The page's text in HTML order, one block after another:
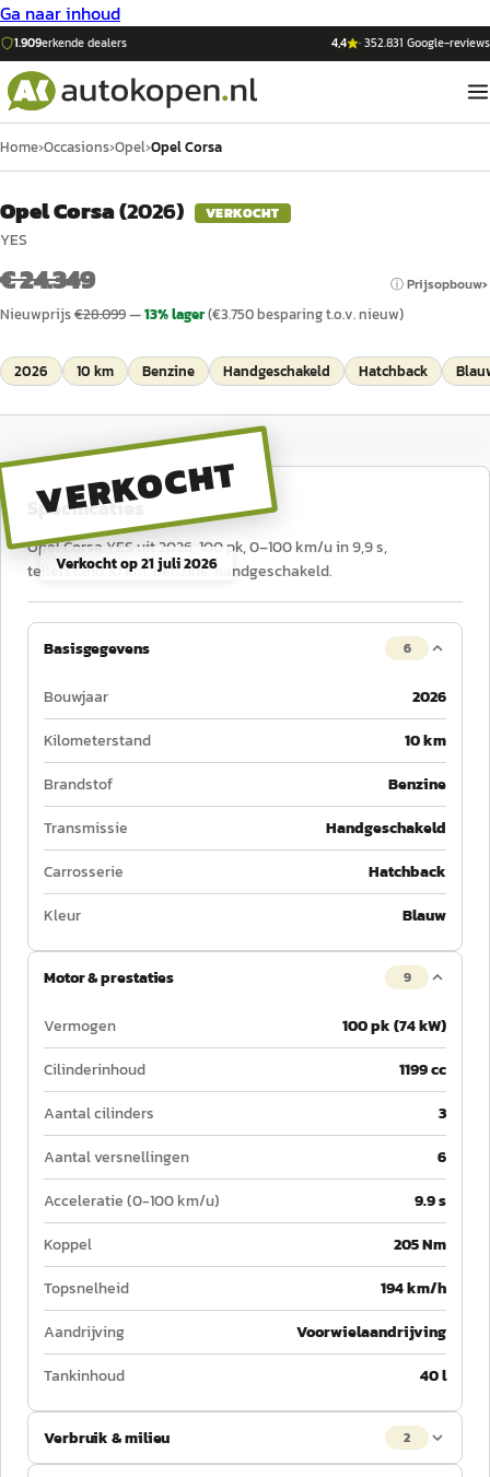
Ga naar inhoud
1.909erkende dealers 4,4 ·352.831 Google-reviews
Home›Occasions›Opel›Opel Corsa
Opel Corsa(2026) VERKOCHT
YES
€ 24.349 ⓘ Prijsopbouw
Nieuwprijs€28.099—13% lager(€3.750besparing t.o.v. nieuw)
2026 10 km Benzine Handgeschakeld Hatchback
VERKOCHT
Verkocht op21 juli 2026
Specificaties
Opel Corsa YES uit 2026, 100 pk, 0–100 km/u in 9,9 s,
tellerstand 10 km, benzine, handgeschakeld.
Basisgegevens 6
Bouwjaar
2026
Kilometerstand
10 km
Brandstof
Benzine
Transmissie
Handgeschakeld
Carrosserie
Hatchback
Kleur
Blauw
Motor & prestaties 9
Vermogen
100 pk (74 kW)
Cilinderinhoud
1199 cc
Aantal cilinders
3
Aantal versnellingen
6
Acceleratie (0-100 km/u)
9.9 s
Koppel
205 Nm
Topsnelheid
194 km/h
Aandrijving
Voorwielaandrijving
Tankinhoud
40 l
Verbruik & milieu 2